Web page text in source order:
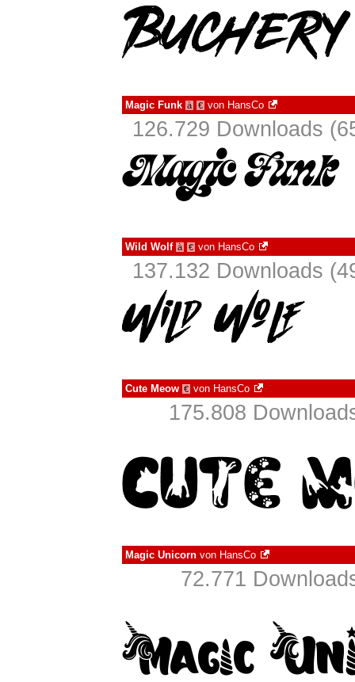
Magic Funk à € von HansCo
126.729 Downloads
Wild Wolf à € von HansCo
137.132 Downloads
Cute Meow € von HansCo
175.808
Magic Unicorn von HansCo
72.771